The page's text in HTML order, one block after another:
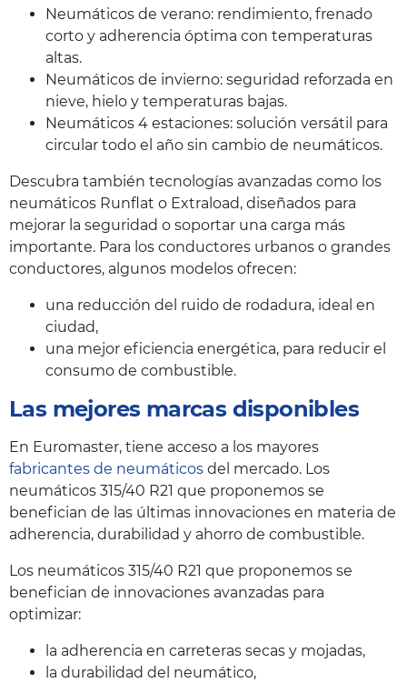
Neumáticos de verano: rendimiento, frenado
corto y adherencia óptima con temperaturas
altas.
Neumáticos de invierno: seguridad reforzada en
nieve, hielo y temperaturas bajas.
Neumáticos 4 estaciones: solución versátil para
circular todo el año sin cambio de neumáticos.
Descubra también tecnologías avanzadas como los
neumáticos Runflat o Extraload, diseñados para
mejorar la seguridad o soportar una carga más
importante. Para los conductores urbanos o grandes
conductores, algunos modelos ofrecen:
una reducción del ruido de rodadura, ideal en
ciudad,
una mejor eficiencia energética, para reducir el
consumo de combustible.
Las mejores marcas disponibles
En Euromaster, tiene acceso a los mayores
fabricantes de neumáticos del mercado. Los
neumáticos 315/40 R21 que proponemos se
benefician de las últimas innovaciones en materia de
adherencia, durabilidad y ahorro de combustible.
Los neumáticos 315/40 R21 que proponemos se
benefician de innovaciones avanzadas para
optimizar:
la adherencia en carreteras secas y mojadas,
la durabilidad del neumático,